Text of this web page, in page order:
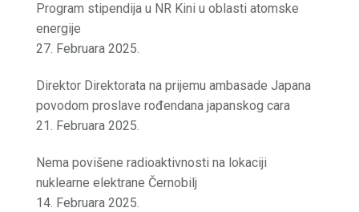
Program stipendija u NR Kini u oblasti atomske
energije
27. Februara 2025.
Direktor Direktorata na prijemu ambasade Japana
povodom proslave rođendana japanskog cara
21. Februara 2025.
Nema povišene radioaktivnosti na lokaciji
nuklearne elektrane Černobilj
14. Februara 2025.